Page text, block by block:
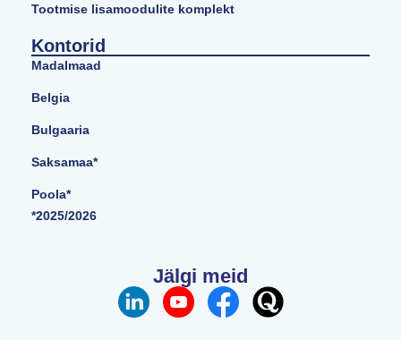
Tootmise lisamoodulite komplekt
Kontorid
Madalmaad
Belgia
Bulgaaria
Saksamaa*
Poola*
*2025/2026
Jälgi meid